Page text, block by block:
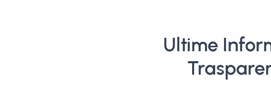
Ultime